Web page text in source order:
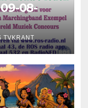
08-
TVKRANT